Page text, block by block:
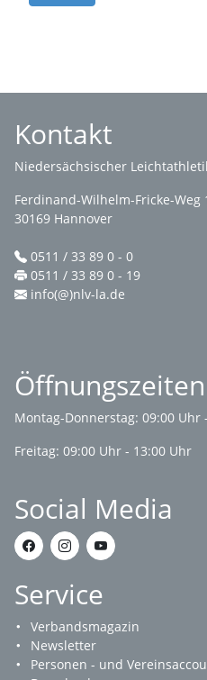
Kontakt
Niedersächsischer
Ferdinand-Wilhelm-Fricke-Weg
30169 Hannover
0511 / 33 89 0 - 0
0511 / 33 89 0 - 19
info(@)nlv-la.de
Öffnungszeiten
Montag-Donnerstag: 09:00 Uhr
Freitag: 09:00 Uhr - 13:00 Uhr
Social Media
Service
Verbandsmagazin
Newsletter
Personen - und